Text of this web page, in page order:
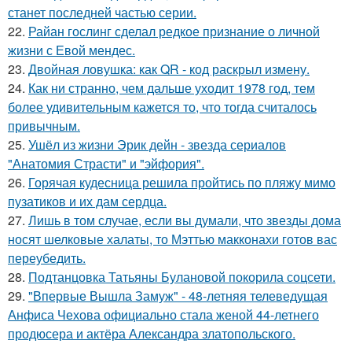
станет последней частью серии.
22. Райан гослинг сделал редкое признание о личной
жизни с Евой мендес.
23. Двойная ловушка: как QR - код раскрыл измену.
24. Как ни странно, чем дальше уходит 1978 год, тем
более удивительным кажется то, что тогда считалось
привычным.
25. Ушёл из жизни Эрик дейн - звезда сериалов
"Анатомия Страсти" и "эйфория".
26. Горячая кудесница решила пройтись по пляжу мимо
пузатиков и их дам сердца.
27. Лишь в том случае, если вы думали, что звезды дома
носят шелковые халаты, то Мэттью макконахи готов вас
переубедить.
28. Подтанцовка Татьяны Булановой покорила соцсети.
29. "Впервые Вышла Замуж" - 48-летняя телеведущая
Анфиса Чехова официально стала женой 44-летнего
продюсера и актёра Александра златопольского.